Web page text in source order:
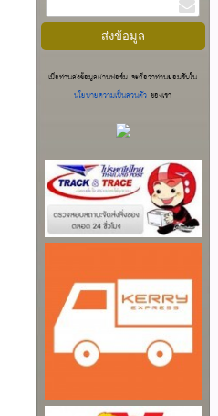
เมื่อท่านส่งข้อมูลผ่านฟอร์ม จะถือว่าท่านยอมรับใน
นโยบายความเป็นส่วนตัวของเรา